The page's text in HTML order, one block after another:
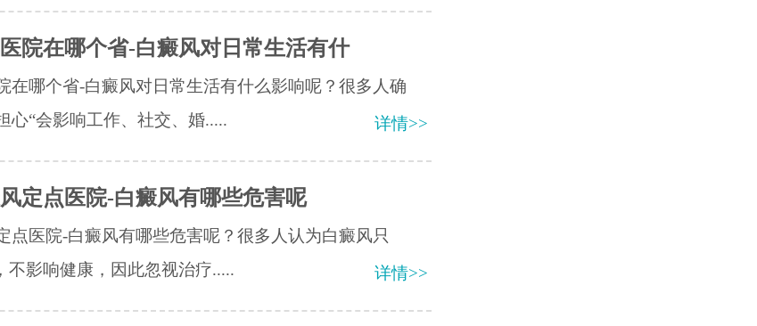
院在哪个省-白癜风对日常生活有什
在哪个省-白癜风对日常生活有什么影响呢？很多人确
心“会影响工作、社交、婚.....
详情>>
定点医院-白癜风有哪些危害呢
点医院-白癜风有哪些危害呢？很多人认为白癜风只
不影响健康，因此忽视治疗.....
详情>>